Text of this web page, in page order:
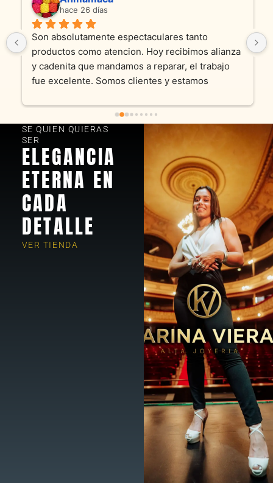
hace 26 días
Son absolutamente espectaculares tanto
productos como atencion. Hoy recibimos alianza
y cadenita que mandamos a reparar, el trabajo
fue excelente. Somos clientes y estamos
SE QUIEN QUIERAS
SER
ELEGANCIA
ETERNA EN
CADA
DETALLE
VER TIENDA